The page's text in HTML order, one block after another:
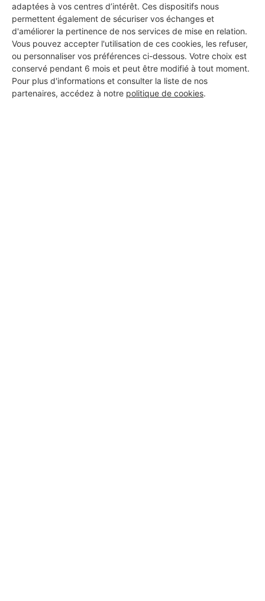
adaptées à vos centres d’intérêt. Ces dispositifs nous
permettent également de sécuriser vos échanges et
d'améliorer la pertinence de nos services de mise en relation.
Vous pouvez accepter l'utilisation de ces cookies, les refuser,
ou personnaliser vos préférences ci-dessous. Votre choix est
conservé pendant 6 mois et peut être modifié à tout moment.
Pour plus d'informations et consulter la liste de nos
partenaires, accédez à notre politique de cookies.
PROTECHSOL
Chalon-sur-Saône
14 ans d'expérience
Voir sa fiche